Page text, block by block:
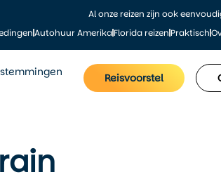
Al onze reizen zijn ook
Autohuur AmerikaFlorida reizenPraktisch
Reisvoorstel